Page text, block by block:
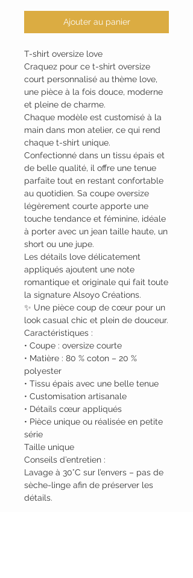
Ajouter au panier
T-shirt oversize love
Craquez pour ce t-shirt oversize
court personnalisé au thème love,
une pièce à la fois douce, moderne
et pleine de charme.
Chaque modèle est customisé à la
main dans mon atelier, ce qui rend
chaque t-shirt unique.
Confectionné dans un tissu épais et
de belle qualité, il offre une tenue
parfaite tout en restant confortable
au quotidien. Sa coupe oversize
légèrement courte apporte une
touche tendance et féminine, idéale
à porter avec un jean taille haute, un
short ou une jupe.
Les détails love délicatement
appliqués ajoutent une note
romantique et originale qui fait toute
la signature Alsoyo Créations.
✨ Une pièce coup de cœur pour un
look casual chic et plein de douceur.
Caractéristiques :
• Coupe : oversize courte
• Matière : 80 % coton – 20 %
polyester
• Tissu épais avec une belle tenue
• Customisation artisanale
• Détails cœur appliqués
• Pièce unique ou réalisée en petite
série
Taille unique
Conseils d’entretien :
Lavage à 30°C sur l’envers – pas de
sèche-linge afin de préserver les
détails.